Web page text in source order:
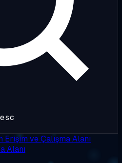
esc
Erişim ve Çalışma Alanı
Alanı